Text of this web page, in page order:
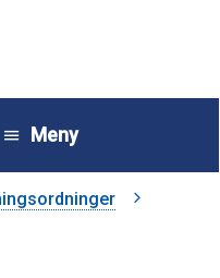
Meny